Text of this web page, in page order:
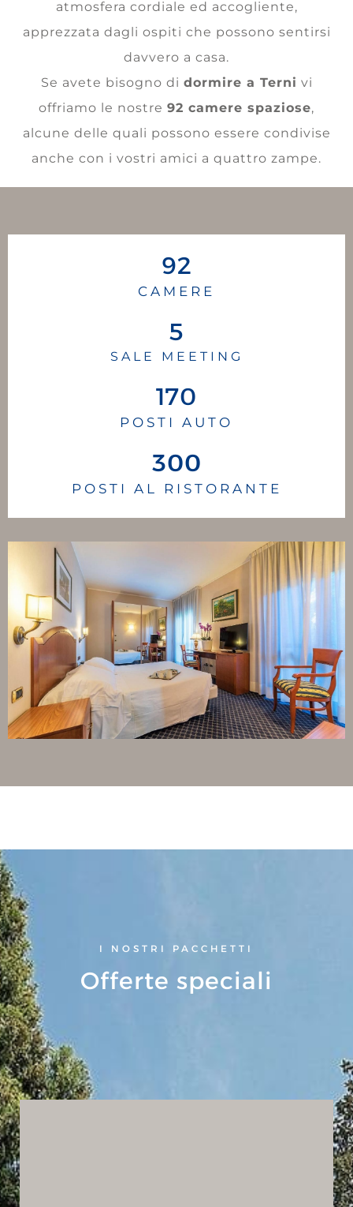
atmosfera cordiale ed accogliente,
apprezzata dagli ospiti che possono sentirsi
davvero a casa.
Se avete bisogno di dormire a Terni vi
offriamo le nostre 92 camere spaziose,
alcune delle quali possono essere condivise
anche con i vostri amici a quattro zampe.
CAMERE
92
SALE MEETING
5
POSTI AUTO
170
POSTI AL RISTORANTE
300
I NOSTRI PACCHETTI
Offerte speciali